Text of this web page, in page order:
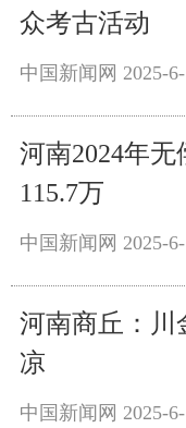
众考古活动
中国新闻网 2025-
河南2024年
115.7万
中国新闻网 2025-
河南商丘：川
凉
中国新闻网 2025-